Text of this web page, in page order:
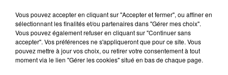
Vous pouvez accepter en cliquant sur "Accepter et fermer", ou affiner en
sélectionnant les finalités et/ou partenaires dans "Gérer mes choix".
Vous pouvez également refuser en cliquant sur "Continuer sans
accepter". Vos préférences ne s'appliqueront que pour ce site. Vous
pouvez mettre à jour vos choix, ou retirer votre consentement à tout
moment via le lien "Gérer les cookies" situé en bas de chaque page.